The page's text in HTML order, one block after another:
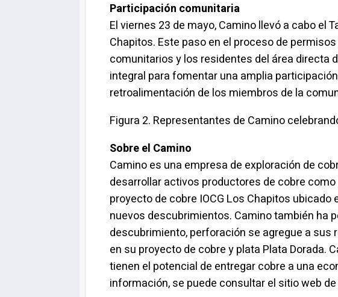
Participación comunitaria
El viernes 23 de mayo, Camino llevó a cabo el
Chapitos. Este paso en el proceso de
comunitarios y los residentes del área directa
integral para fomentar una amplia
retroalimentación de los miembros de la
Figura 2. Representantes de Camino
Sobre el Camino
Camino es una empresa de exploración de
desarrollar activos productores de cobre
proyecto de cobre IOCG Los Chapitos
nuevos descubrimientos. Camino también ha
descubrimiento, perforación se agregue a sus
en su proyecto de cobre y plata Plata Dorada.
tienen el potencial de entregar cobre a una
información, se puede consultar el sitio web